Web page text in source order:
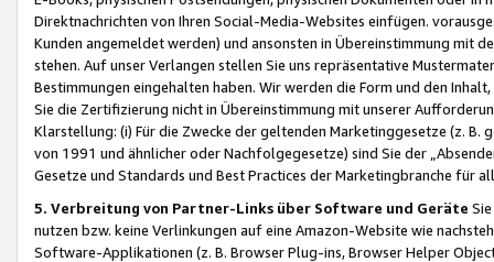
Direktnachrichten von Ihren Social-Media-Websites einfügen.
Kunden angemeldet werden) und ansonsten in Übereinstimmung mit
stehen. Auf unser Verlangen stellen Sie uns repräsentative
Bestimmungen eingehalten haben. Wir werden die Form und den
Sie die Zertifizierung nicht in Übereinstimmung mit unserer
Klarstellung: (i) Für die Zwecke der geltenden Marketinggesetze (z. B.
von 1991 und ähnlicher oder Nachfolgegesetze) sind Sie der
Gesetze und Standards und Best Practices der Marketingbranche für
5. Verbreitung von Partner-Links über Software und Geräte
nutzen bzw. keine Verlinkungen auf eine Amazon-Website wie
Software-Applikationen (z. B. Browser Plug-ins, Browser Helper